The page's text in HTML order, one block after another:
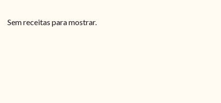
Sem receitas para mostrar.